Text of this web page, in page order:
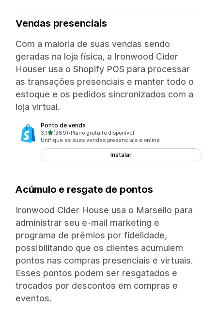
Vendas presenciais
Com a maioria de suas vendas sendo
geradas na loja física, a Ironwood Cider
Houser usa o Shopify POS para processar
as transações presenciais e manter todo o
estoque e os pedidos sincronizados com a
loja virtual.
Ponto de venda
3,1de 5 estrelas
(389)
389 avaliações ao todo
•Plano gratuito disponível
Unifique as suas vendas presenciais e online
Instalar
Acúmulo e resgate de pontos
Ironwood Cider House usa o Marsello para
administrar seu e-mail marketing e
programa de prêmios por fidelidade,
possibilitando que os clientes acumulem
pontos nas compras presenciais e virtuais.
Esses pontos podem ser resgatados e
trocados por descontos em compras e
eventos.